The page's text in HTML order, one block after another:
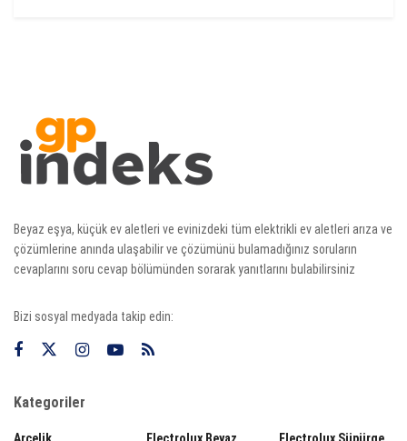
Beyaz eşya, küçük ev aletleri ve evinizdeki tüm elektrikli ev aletleri arıza ve
çözümlerine anında ulaşabilir ve çözümünü bulamadığınız soruların
cevaplarını soru cevap bölümünden sorarak yanıtlarını bulabilirsiniz
Bizi sosyal medyada takip edin:
Kategoriler